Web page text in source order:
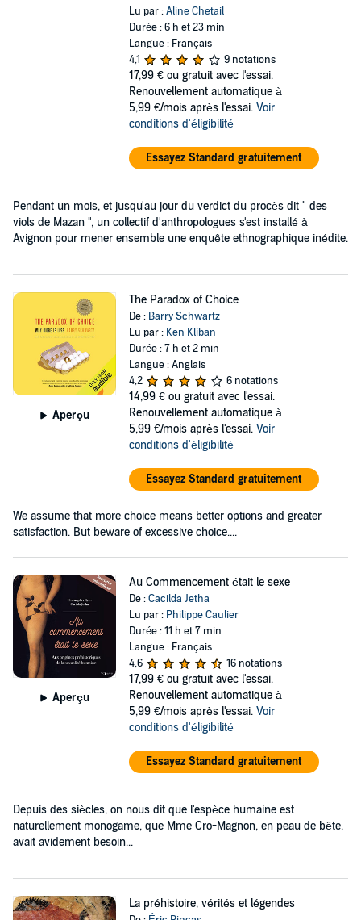
Lu par :Aline Chetail
Durée : 6 h et 23 min
Langue : Français
4,1
9 notations
17,99 € ou gratuit avec l'essai.
Renouvellement automatique à
5,99 €/mois après l'essai. Voir
conditions d'éligibilité
Essayez Standard gratuitement
Pendant un mois, et jusqu'au jour du verdict du procès dit " des
viols de Mazan ", un collectif d'anthropologues s'est installé à
Avignon pour mener ensemble une enquête ethnographique inédite.
Aperçu
The Paradox of Choice
De : Barry Schwartz
Lu par : Ken Kliban
Durée : 7 h et 2 min
Langue : Anglais
4,2
6 notations
14,99 € ou gratuit avec l'essai.
Renouvellement automatique à
5,99 €/mois après l'essai. Voir
conditions d'éligibilité
Essayez Standard gratuitement
We assume that more choice means better options and greater
satisfaction. But beware of excessive choice....
Aperçu
Au Commencement était le sexe
De :Cacilda Jetha
Lu par : Philippe Caulier
Durée : 11 h et 7 min
Langue : Français
4,6
16 notations
17,99 € ou gratuit avec l'essai.
Renouvellement automatique à
5,99 €/mois après l'essai. Voir
conditions d'éligibilité
Essayez Standard gratuitement
Depuis des siècles, on nous dit que l'espèce humaine est
naturellement monogame, que Mme Cro-Magnon, en peau de bête,
avait avidement besoin...
La préhistoire, vérités et légendes